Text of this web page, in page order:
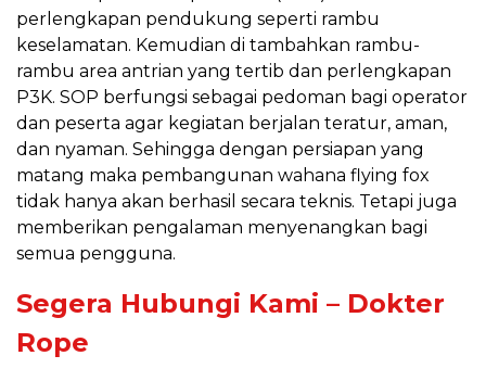
perlengkapan pendukung seperti rambu
keselamatan. Kemudian di tambahkan rambu-
rambu area antrian yang tertib dan perlengkapan
P3K. SOP berfungsi sebagai pedoman bagi operator
dan peserta agar kegiatan berjalan teratur, aman,
dan nyaman. Sehingga dengan persiapan yang
matang maka pembangunan wahana flying fox
tidak hanya akan berhasil secara teknis. Tetapi juga
memberikan pengalaman menyenangkan bagi
semua pengguna.
Segera Hubungi Kami – Dokter
Rope